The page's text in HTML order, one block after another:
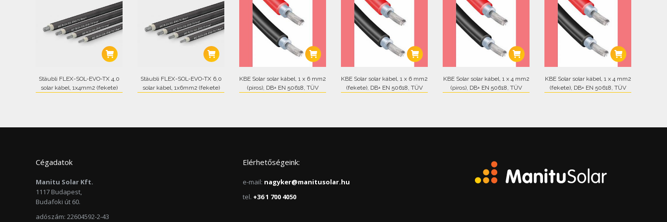
Stäubli FLEX-SOL-EVO-TX 4,0
solar kábel, 1x4mm2 (fekete)
Stäubli FLEX-SOL-EVO-TX 6,0
solar kábel, 1x6mm2 (fekete)
KBE Solar solar kábel, 1 x 6 mm2
(piros), DB+ EN 50618, TÜV
KBE Solar solar kábel, 1 x 6 mm2
(fekete), DB+ EN 50618, TÜV
KBE Solar solar kábel, 1 x 4 mm2
(piros), DB+ EN 50618, TÜV
KBE Solar solar kábel, 1 x 4 mm2
(fekete), DB+ EN 50618, TÜV
Cégadatok
Manitu Solar Kft.
1117 Budapest,
Budafoki út 60.
adószám: 22604592-2-43
Elérhetőségeink:
e-mail: nagyker@manitusolar.hu
tel. +36 1 700 4050